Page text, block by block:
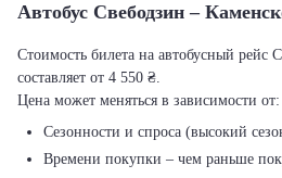
Автобус Свебодзин –
Стоимость билета на автобусный рейс
составляет от 4 550 ₴.
Цена может меняться в зависимости от:
Сезонности и спроса (высокий
Времени покупки – чем раньше